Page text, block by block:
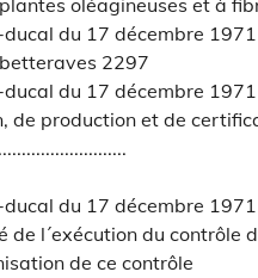
oléagineuses et à
du 17 décembre
2297
du 17 décembre
de production et de
du 17 décembre
de l´exécution du contrôle
de ce contrôle